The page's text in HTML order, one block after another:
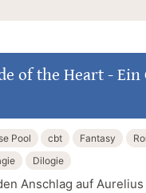
of the Heart - Ein
Pool cbt Fantasy
Dilogie
Anschlag auf